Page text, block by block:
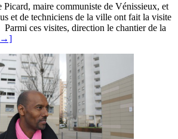
maire communiste de Vénissieux, et
et de techniciens de la ville ont fait la visite
Parmi ces visites, direction le chantier de la
→]